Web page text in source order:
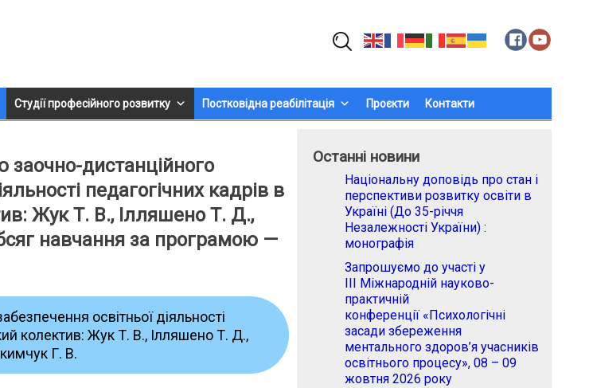
Пошук:
Студії професійного розвитку Постковідна реабілітація Проєкти Контакти
заочно-дистанційного
педагогічних кадрів в
Жук Т. В., Ілляшено Т. Д.,
навчання за програмою —
освітньої діяльності
колектив: Жук Т. В., Ілляшено Т. Д.,
Г. В.
Останні новини
Національну доповідь про стан і
перспективи розвитку освіти в
Україні (До 35-річчя
Незалежності України) :
монографія
Запрошуємо до участі у
ІІІ Міжнародній науково-
практичній
конференції «Психологічні
засади збереження
ментального здоров’я учасників
освітнього процесу», 08 – 09
жовтня 2026 року